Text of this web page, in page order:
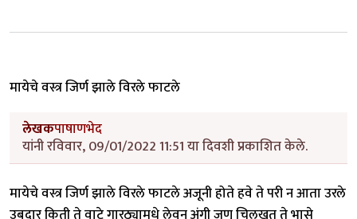
मायेचे वस्त्र जिर्ण झाले विरले फाटले
लेखकपाषाणभेद
यांनी रविवार, 09/01/2022 11:51 या दिवशी प्रकाशित केले.
मायेचे वस्त्र जिर्ण झाले विरले फाटले अजूनी होते हवे ते परी न आता उरले